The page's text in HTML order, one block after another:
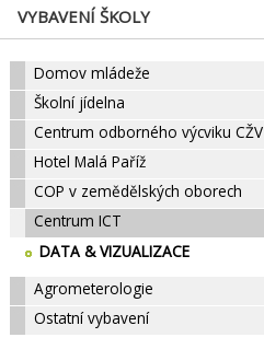
VYBAVENÍ ŠKOLY
Domov mládeže
Školní jídelna
Centrum odborného výcviku CŽV
Hotel Malá Paříž
COP v zemědělských oborech
Centrum ICT
DATA & VIZUALIZACE
Agrometerologie
Ostatní vybavení